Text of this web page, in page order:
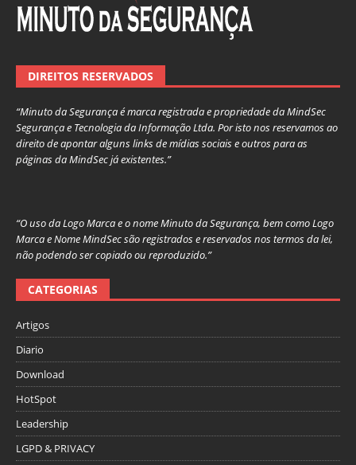
DIREITOS RESERVADOS
“Minuto da Segurança é marca registrada e propriedade da MindSec
Segurança e Tecnologia da Informação Ltda. Por isto nos reservamos ao
direito de apontar alguns links de mídias sociais e outros para as
páginas da MindSec já existentes.”
“O uso da Logo Marca e o nome Minuto da Segurança, bem como Logo
Marca e Nome MindSec são registrados e reservados nos termos da lei,
não podendo ser copiado ou reproduzido.”
CATEGORIAS
Artigos
Diario
Download
HotSpot
Leadership
LGPD & PRIVACY